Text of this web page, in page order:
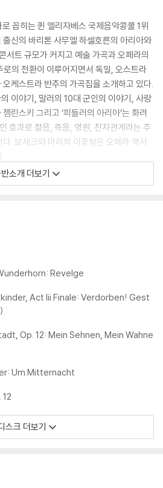
꼽히는 퀸 엘리자베스 국제음악콩쿨 1위
신의 바리톤 사무엘 하셀호른의 아리아와
서트 규모가 커지고 예술 가곡과 오페라의
의 전환이 이루어지면서 독일, 오스트라
케스트라 반주의 가곡집을 소개하고 있다.
이야기, 말러의 10대 군인의 이야기, 사랑
린스키 그리고 ‘피들러의 아리아’는 화려
효과로 젊음, 죽음, 영원, 친자관계라는 주
. 보체크와 마리의 이중창은 오페라 역사
하셀호른는 침울한 텍스트 속 죽음과 부활,
다양한 프로그램에서 뛰어난 가창력, 자유
다.
Junge Opernstars, Das Lied Inter
Paris, Bundeswettbewerb Gesang
발사, 피가로의 결혼 등 다양한 역할을 맡았
치히 오페라 등 주요 유럽 무대를 포함 미국
오고 있다.
필하모닉은 2021/22 시즌부터 우카시 보
소개 더보기
Revelge
Act Iii Finale: Verdorben! Gest
Op. 12: Mein Sehnen, Mein Wahne
Um Mitternacht
스크 더보기